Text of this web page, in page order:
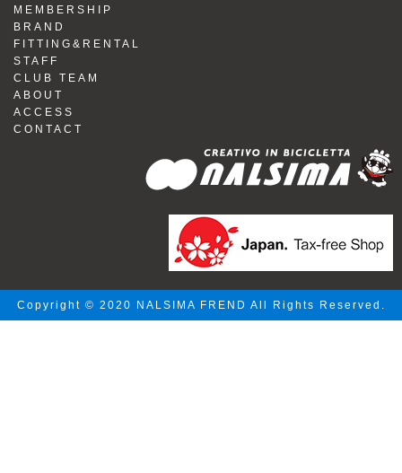
MEMBERSHIP
BRAND
FITTING&RENTAL
STAFF
CLUB TEAM
ABOUT
ACCESS
CONTACT
Copyright © 2020 NALSIMA FREND All Rights Reserved.